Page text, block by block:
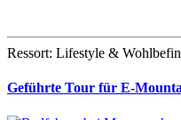
Ressort: Lifestyle &
Geführte Tour für E-